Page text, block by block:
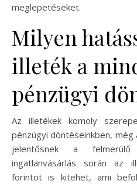
meglepetéseket.
Milyen
illeték a
pénzügyi
Az illetékek komoly
pénzügyi döntéseinkben,
jelentősnek a
ingatlanvásárlás során az
forintot is kitehet, ami